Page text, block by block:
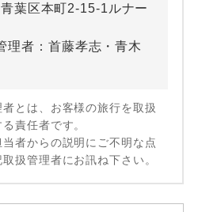
葉区本町2-15-1ルナー
理者：首藤孝志・青木
とは、お客様の旅行を取扱
責任者です。
者からの説明にご不明な点
扱管理者にお訊ね下さい。